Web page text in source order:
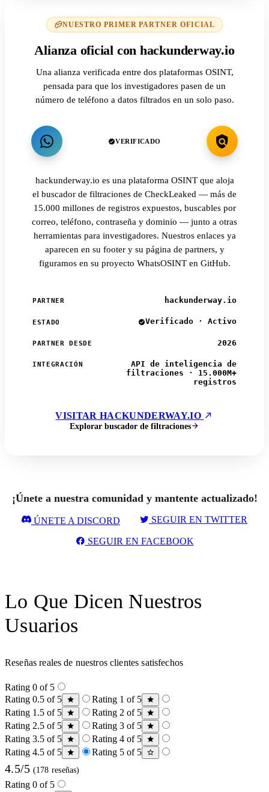
NUESTRO PRIMER PARTNER OFICIAL
Alianza oficial con hackunderway.io
Una alianza verificada entre dos plataformas OSINT,
pensada para que los investigadores pasen de un
número de teléfono a datos filtrados en un solo paso.
VERIFICADO
hackunderway.io es una plataforma OSINT que aloja
el buscador de filtraciones de CheckLeaked — más de
15.000 millones de registros expuestos, buscables por
correo, teléfono, contraseña y dominio — junto a otras
herramientas para investigadores. Nuestros enlaces ya
aparecen en su footer y su página de partners, y
figuramos en su proyecto WhatsOSINT en GitHub.
PARTNER hackunderway.io
ESTADO Verificado · Activo
PARTNER DESDE 2026
INTEGRACIÓN
API de inteligencia de
filtraciones · 15.000M+
registros
VISITAR HACKUNDERWAY.IO
Explorar buscador de filtraciones
¡Únete a nuestra comunidad y mantente actualizado!
ÚNETE A DISCORD SEGUIR EN TWITTER
SEGUIR EN FACEBOOK
Lo Que Dicen Nuestros
Usuarios
Reseñas reales de nuestros clientes satisfechos
Rating 0 of 5
Rating 0.5 of 5
Rating 1 of 5
Rating 1.5 of 5
Rating 2 of 5
Rating 2.5 of 5
Rating 3 of 5
Rating 3.5 of 5
Rating 4 of 5
Rating 4.5 of 5
Rating 5 of 5
4.5/5 (178 reseñas)
Rating 0 of 5